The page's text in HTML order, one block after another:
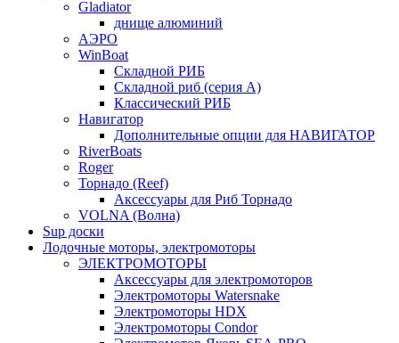
Gladiator
днище алюминий
АЭРО
WinBoat
Складной РИБ
Складной риб (серия А)
Классический РИБ
Навигатор
Дополнительные опции для НАВИГАТОР
RiverBoats
Roger
Торнадо (Reef)
Аксессуары для Риб Торнадо
VOLNA (Волна)
Sup доски
Лодочные моторы, электромоторы
ЭЛЕКТРОМОТОРЫ
Аксессуары для электромоторов
Электромоторы Watersnake
Электромоторы HDX
Электромоторы Condor